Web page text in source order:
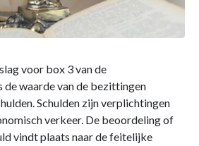
voor box 3 van de
waarde van de bezittingen
Schulden zijn verplichtingen
verkeer. De beoordeling of
vindt plaats naar de feitelijke